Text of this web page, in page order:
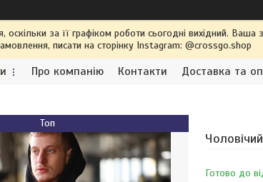
за її графіком роботи сьогодні вихідний.
писати на сторінку Instagram: @crossgo.shop
Про компанію Контакти Доставка та
Топ
Готово до